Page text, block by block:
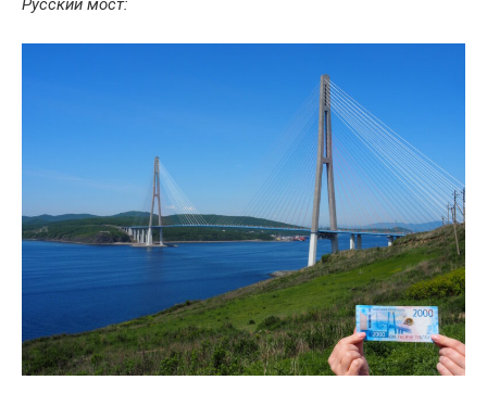
Русский мост: